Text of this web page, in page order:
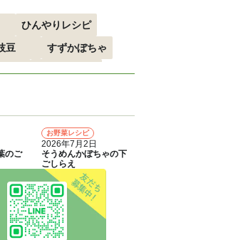
ひんやりレシピ
豆
すずかぼちゃ
のご
5
お野菜レシピ
2026年7月2日
そうめんかぼちゃの下
ごしらえ